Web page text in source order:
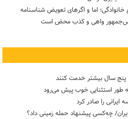
اما و اگرهای تعویض شناسنامه
واهی و کذب محض است
پنج سال بیشتر خدمت کنند
طور استثنایی خوب پیش می‌رود
ایرانی را صادر کرد
چه‌کسی پیشنهاد حمله زمینی داد؟